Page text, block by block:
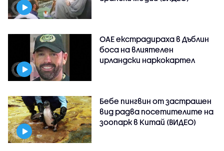
ОАЕ екстрадираха в Дъблин
боса на влиятелен
ирландски наркокартел
Бебе пингвин от застрашен
вид радва посетителите на
зоопарк в Китай (ВИДЕО)